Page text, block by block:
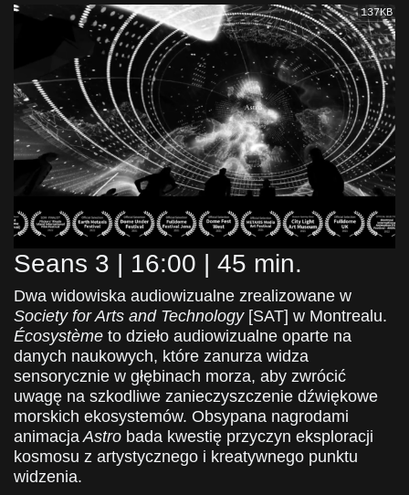
137KB
Seans 3 | 16:00 | 45 min.
Dwa widowiska audiowizualne zrealizowane w
Society for Arts and Technology[SAT] w Montrealu.
Écosystème to dzieło audiowizualne oparte na
danych naukowych, które zanurza widza
sensorycznie w głębinach morza, aby zwrócić
uwagę na szkodliwe zanieczyszczenie dźwiękowe
morskich ekosystemów. Obsypana nagrodami
animacjaAstro bada kwestię przyczyn eksploracji
kosmosu z artystycznego i kreatywnego punktu
widzenia.